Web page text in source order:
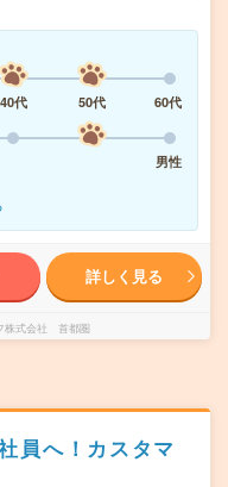
40代 50代
60代
男性
詳しく見る
株式会社 首都圏
員へ！カスタマ